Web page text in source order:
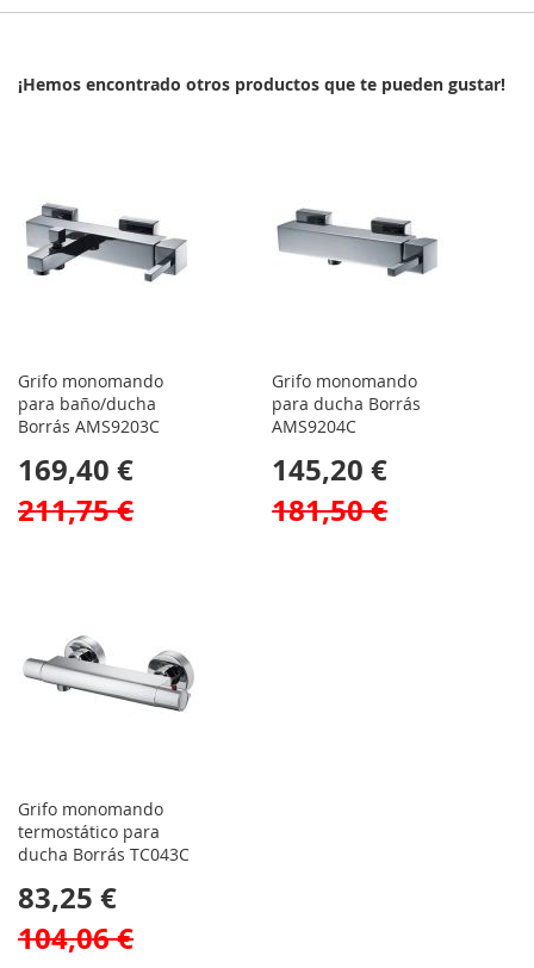
¡Hemos encontrado otros productos que te pueden gustar!
Grifo monomando
para baño/ducha
Borrás AMS9203C
169,40 €
211,75 €
Grifo monomando
para ducha Borrás
AMS9204C
145,20 €
181,50 €
Grifo monomando
termostático para
ducha Borrás TC043C
83,25 €
104,06 €